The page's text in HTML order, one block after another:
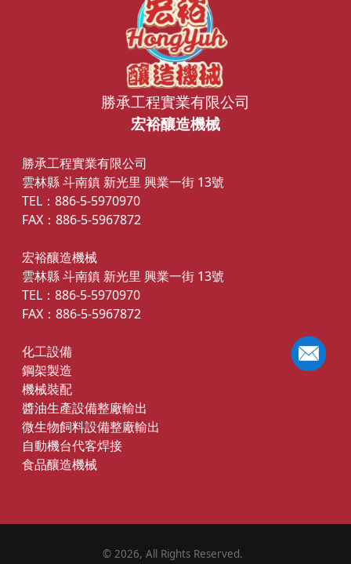
勝承工程實業有限公司
宏裕釀造機械
勝承工程實業有限公司
雲林縣 斗南鎮 新光里 興業一街 13號
TEL：886-5-5970970
FAX：886-5-5967872
宏裕釀造機械
雲林縣 斗南鎮 新光里 興業一街 13號
TEL：886-5-5970970
FAX：886-5-5967872
化工設備
鋼架製造
機械裝配
醬油生產設備整廠輸出
微生物飼料設備整廠輸出
自動機台代客焊接
食品釀造機械
© 2026, All Rights Reserved.